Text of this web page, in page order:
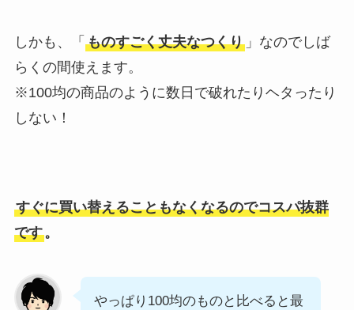
しかも、「 ものすごく丈夫なつくり」なのでしば
らくの間使えます。
※100均の商品のように数日で破れたりヘタったり
しない！
すぐに買い替えることもなくなるのでコスパ抜群
です。
やっぱり100均のものと比べると最